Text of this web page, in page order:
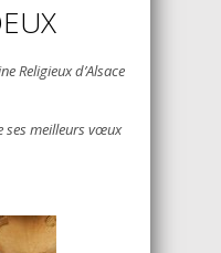
Religieux d’Alsace
ses meilleurs vœux